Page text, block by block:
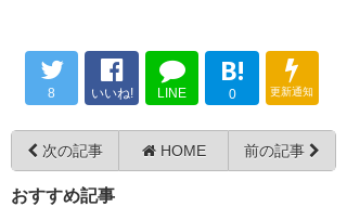
上げ！ 本当に記憶に残る選手で
す！！
https://t.co/aNVHDmIRqu
— 男 陽平 (otoko_youhei_11)
多過ぎてoutが怖い
— たじさと (taji310)2019, 12月
27
三丸～今まで本当にありがと
う。😭 ルヴァンカップアウェイ
8 いいね! LINE
B!
0 更新通知
次の記事 HOME 前の記事
おすすめ記事